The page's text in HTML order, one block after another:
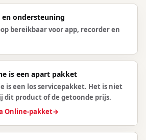
ondersteuning
bereikbaar voor app, recorder en
is een apart pakket
is een los servicepakket. Het is niet
dit product of de getoonde prijs.
Online-pakket→